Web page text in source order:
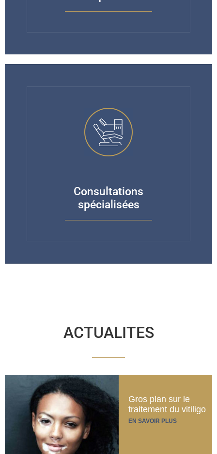
Consultations
spécialisées
ACTUALITES
Gros plan sur le
traitement du vitiligo
EN SAVOIR PLUS